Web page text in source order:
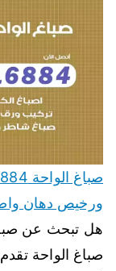
ورخيص دهان
هل تبحث عن
صباغ الواحة